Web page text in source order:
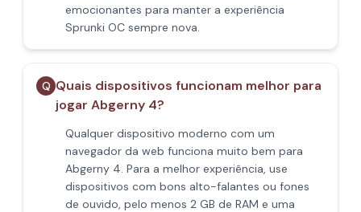
emocionantes para manter a experiência
Sprunki OC sempre nova.
Q Quais dispositivos funcionam melhor para
jogar Abgerny 4?
Qualquer dispositivo moderno com um
navegador da web funciona muito bem para
Abgerny 4. Para a melhor experiência, use
dispositivos com bons alto-falantes ou fones
de ouvido, pelo menos 2 GB de RAM e uma